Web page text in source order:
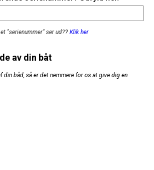
"serienummer" ser ud?? Klik her
av din båt
din båd, så er det nemmere for os at give dig en